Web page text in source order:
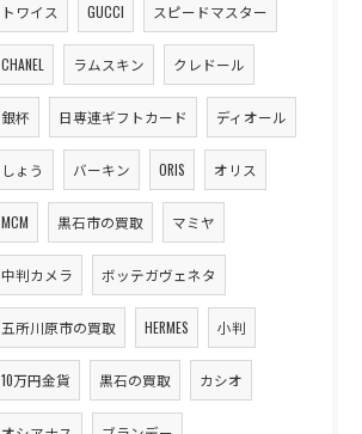
トワイス GUCCI スピードマスター
CHANEL ラムスキン クレドール
銀杯 日専連ギフトカード ディオール
しょう バーキン ORIS オリス
MCM 黒石市の買取 マミヤ
中判カメラ ボッテガヴェネタ
五所川原市の買取 HERMES 小判
10万円金貨 黒石の買取 カシオ